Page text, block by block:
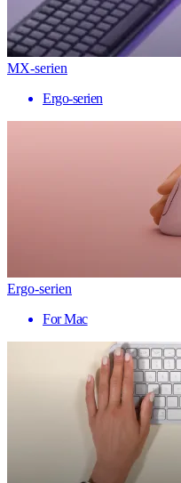
MX-serien
Ergo-serien
Ergo-serien
For Mac